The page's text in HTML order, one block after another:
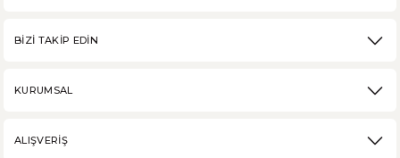
Karabuğday, son zamanlarda sağlıklı beslenme trendinin
BİZİ TAKİP EDİN
KURUMSAL
ALIŞVERİŞ